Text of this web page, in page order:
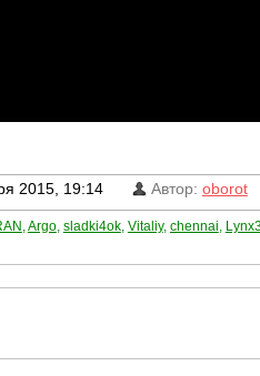
2015, 19:14 Автор: oborot
,Argo, sladki4ok, Vitaliy, chennai,